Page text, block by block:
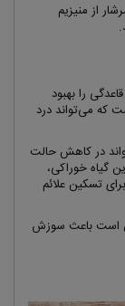
از منیزیم
را بهبود
که می‌تواند درد
در کاهش حالت
گیاه خوراکی،
تسکین علائم
در روز ممکن است باعث سوزش